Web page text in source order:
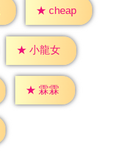
★ cheap
★ 小龍女
★ 霖霖